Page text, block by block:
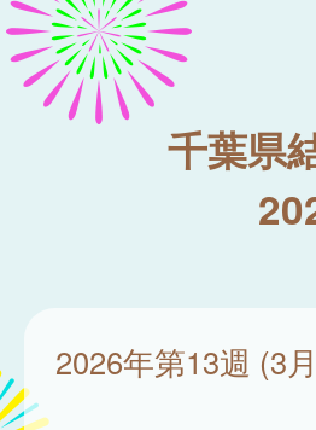
千葉県
2026年第13週 (3